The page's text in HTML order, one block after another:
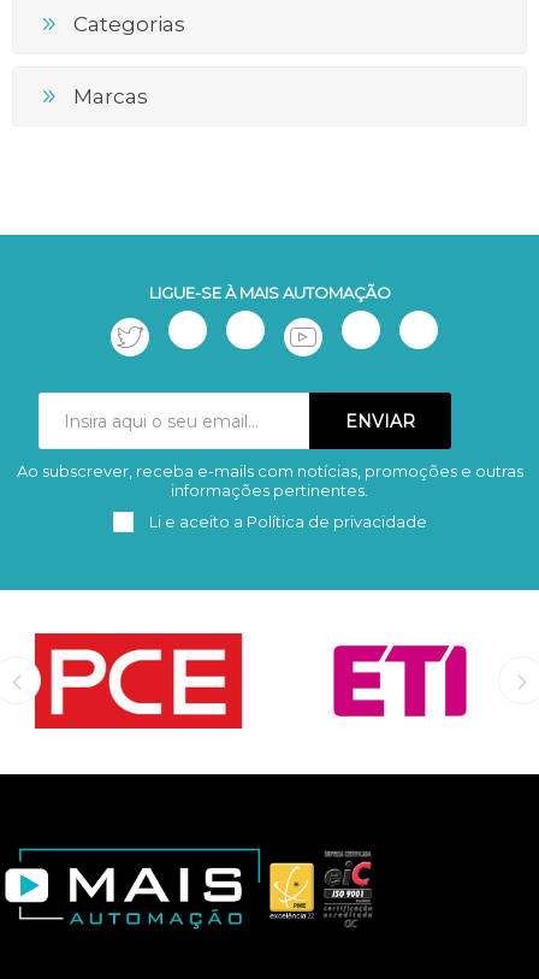
Categorias
Marcas
LIGUE-SE À MAIS AUTOMAÇÃO
Subscrever Remover
Ao subscrever, receba e-mails com notícias, promoções e outras
informações pertinentes.
Li e aceito a Política de privacidade